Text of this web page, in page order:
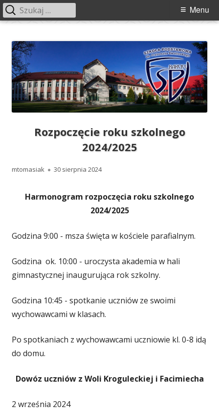
treści
Świebockiego w Barcicach
Menu
Menu
Szukaj:
Rozpoczęcie roku szkolnego
2024/2025
Autor
mtomasiak Opublikowano
30 sierpnia 2024
Harmonogram rozpoczęcia roku szkolnego
2024/2025
Godzina 9:00 - msza święta w kościele parafialnym.
Godzina ok. 10:00 - uroczysta akademia w hali
gimnastycznej inaugurująca rok szkolny.
Godzina 10:45 - spotkanie uczniów ze swoimi
wychowawcami w klasach.
Po spotkaniach z wychowawcami uczniowie kl. 0-8 idą
do domu.
Dowóz uczniów z Woli Kroguleckiej i Facimiecha
2 września 2024